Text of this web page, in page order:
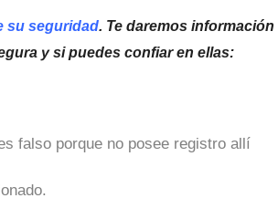
su seguridad. Te daremos información
y si puedes confiar en ellas:
falso porque no posee registro allí